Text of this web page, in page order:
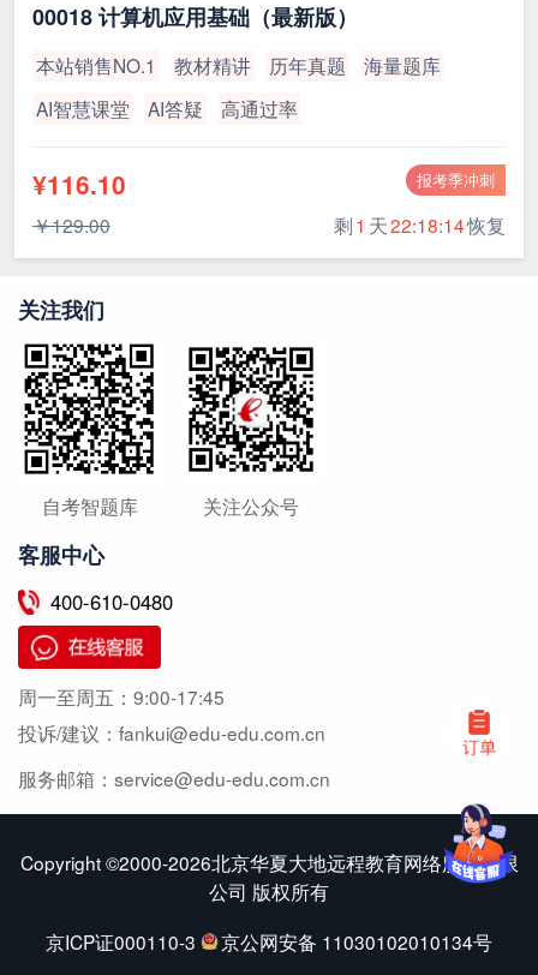
00018 计算机应用基础（最新版）
本站销售NO.1 教材精讲 历年真题
海量题库
AI智慧课堂
AI答疑 高通过率
报考季冲刺
¥116.10
￥129.00 剩1 天22:18:13恢复
关注我们
自考智题库 关注公众号
客服中心
400-610-0480
周一至周五： 9:00-17:45
投诉/建议： fankui@edu-edu.com.cn
服务邮箱： service@edu-edu.com.cn
Copyright ©2000-2026北京华夏大地远程教育网络服务有限
公司 版权所有
京ICP证000110-3
京公网安备 11030102010134号